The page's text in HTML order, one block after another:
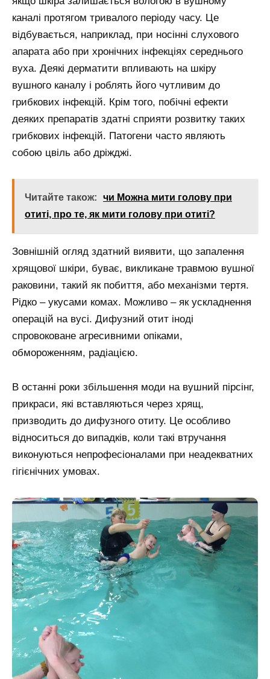
каналі протягом тривалого періоду часу. Це
відбувається, наприклад, при носінні слухового
апарата або при хронічних інфекціях середнього
вуха. Деякі дерматити впливають на шкіру
вушного каналу і роблять його чутливим до
грибкових інфекцій. Крім того, побічні ефекти
деяких препаратів здатні сприяти розвитку таких
грибкових інфекцій. Патогени часто являють
собою цвіль або дріжджі.
Читайте також:
чи Можна мити голову при
отиті, про те, як мити голову при отиті?
Зовнішній огляд здатний виявити, що запалення
хрящової шкіри, буває, викликане травмою вушної
раковини, такий як побиття, або механізми тертя.
Рідко – укусами комах. Можливо – як ускладнення
операцій на вусі. Дифузний отит іноді
спровоковане агресивними опіками,
обмороженням, радіацією.
В останні роки збільшення моди на вушний пірсінг,
прикраси, які вставляються через хрящ,
призводить до дифузного отиту. Це особливо
відноситься до випадків, коли такі втручання
виконуються непрофесіоналами при неадекватних
гігієнічних умовах.